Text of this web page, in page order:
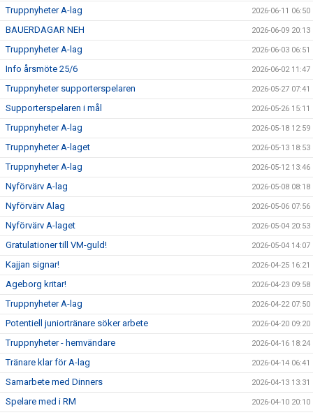
MEDLEMSSKAP
Truppnyheter A-lag 2026-06-11 06:50
BAUERDAGAR NEH 2026-06-09 20:13
Truppnyheter A-lag 2026-06-03 06:51
Info årsmöte 25/6 2026-06-02 11:47
Truppnyheter supporterspelaren 2026-05-27 07:41
Supporterspelaren i mål 2026-05-26 15:11
Truppnyheter A-lag 2026-05-18 12:59
Truppnyheter A-laget 2026-05-13 18:53
Truppnyheter A-lag 2026-05-12 13:46
Nyförvärv A-lag 2026-05-08 08:18
Nyförvärv Alag 2026-05-06 07:56
Nyförvärv A-laget 2026-05-04 20:53
Gratulationer till VM-guld! 2026-05-04 14:07
Kajjan signar! 2026-04-25 16:21
Ageborg kritar! 2026-04-23 09:58
Truppnyheter A-lag 2026-04-22 07:50
Potentiell juniortränare söker arbete 2026-04-20 09:20
Truppnyheter - hemvändare 2026-04-16 18:24
Tränare klar för A-lag 2026-04-14 06:41
Samarbete med Dinners 2026-04-13 13:31
Spelare med i RM 2026-04-10 20:10